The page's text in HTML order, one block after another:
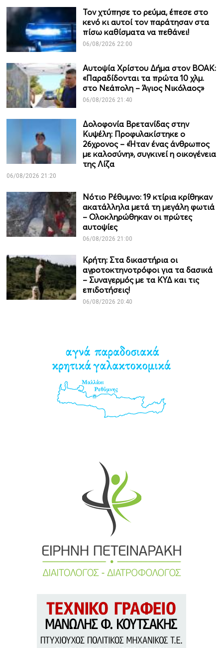
Τον χτύπησε το ρεύμα, έπεσε στο
κενό κι αυτοί τον παράτησαν στα
πίσω καθίσματα να πεθάνει!
06/08/2026 22:00
Αυτοψία Χρίστου Δήμα στον ΒΟΑΚ:
«Παραδίδονται τα πρώτα 10 χλμ.
στο Νεάπολη – Άγιος Νικόλαος»
06/08/2026 21:40
Δολοφονία Βρετανίδας στην
Κυψέλη: Προφυλακίστηκε ο
26χρονος – «Ήταν ένας άνθρωπος
με καλοσύνη», συγκινεί η οικογένεια
της Λίζα
06/08/2026 21:20
Νότιο Ρέθυμνο: 19 κτίρια κρίθηκαν
ακατάλληλα μετά τη μεγάλη φωτιά
– Ολοκληρώθηκαν οι πρώτες
αυτοψίες
06/08/2026 21:00
Κρήτη: Στα δικαστήρια οι
αγροτοκτηνοτρόφοι για τα δασικά
– Συναγερμός με τα ΚΥΔ και τις
επιδοτήσεις!
06/08/2026 20:40